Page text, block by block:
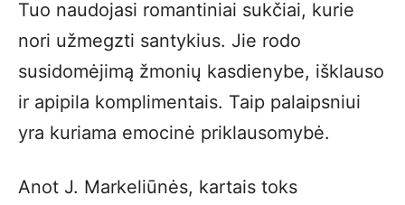
Tuo naudojasi romantiniai sukčiai, kurie
nori užmegzti santykius. Jie rodo
susidomėjimą žmonių kasdienybe, išklauso
ir apipila komplimentais. Taip palaipsniui
yra kuriama emocinė priklausomybė.
Anot J. Markeliūnės, kartais toks